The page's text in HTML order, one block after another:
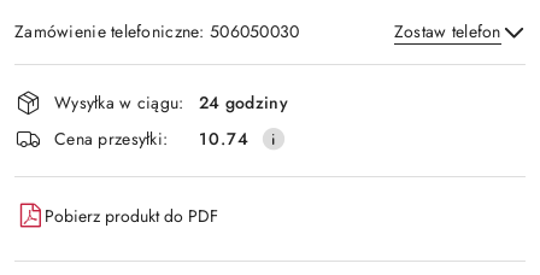
Zamówienie telefoniczne: 506050030 Zostaw telefon
Wyślij
Dostępność
i
dostawa
Wysyłka w ciągu:
24 godziny
Cena przesyłki:
10.74
Pobierz produkt do PDF